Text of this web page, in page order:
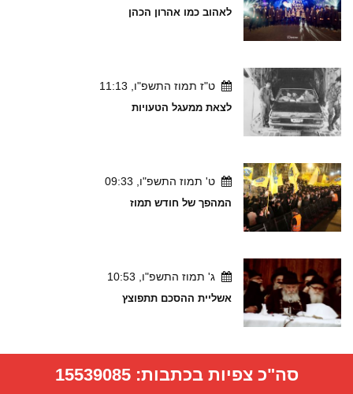
לאהוב כמו אהרון הכהן
ט"ז תמוז התשפ"ו, 11:13
לצאת ממעגל הטעויות
ט' תמוז התשפ"ו, 09:33
המהפך של חודש תמוז
ג' תמוז התשפ"ו, 10:53
אשליית ההסכם תתפוצץ
סה"כ צפיות בכתבות:15539085